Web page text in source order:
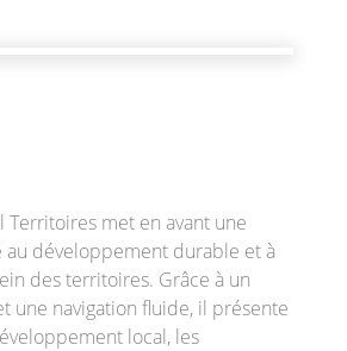
Territoires met en avant une
développement durable et à
des territoires. Grâce à un
une navigation fluide, il présente
local, les